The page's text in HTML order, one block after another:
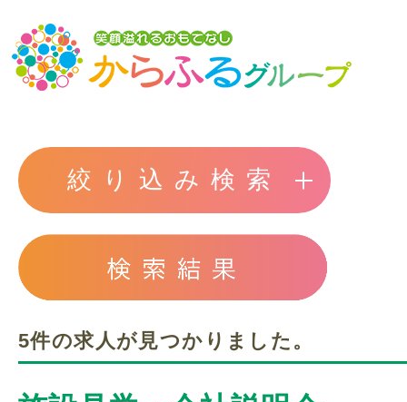
トップ
からふるグループの想い
介護サービスを探す
絞り込み検索
5件の求人が見つかりました。